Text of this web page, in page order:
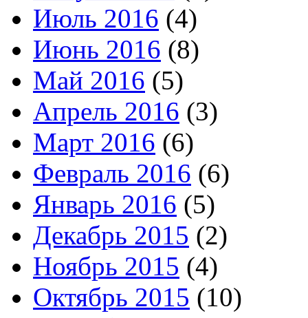
Июль 2016 (4)
Июнь 2016 (8)
Май 2016 (5)
Апрель 2016 (3)
Март 2016 (6)
Февраль 2016 (6)
Январь 2016 (5)
Декабрь 2015 (2)
Ноябрь 2015 (4)
Октябрь 2015 (10)